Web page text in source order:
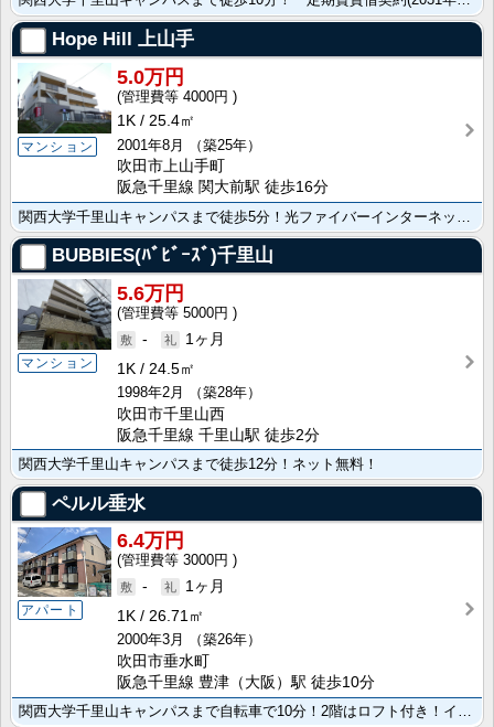
Hope Hill 上山手
マンション
5.0万円
4000円
1K
25.4㎡
2001年8月
（築25年）
吹田市上山手町
阪急千里線 関大前駅 徒歩16分
BUBBIES(ﾊﾞﾋﾞｰｽﾞ)千里山
マンション
5.6万円
5000円
-
1ヶ月
1K
24.5㎡
1998年2月
（築28年）
吹田市千里山西
阪急千里線 千里山駅 徒歩2分
関西大学千里山キャンパスまで徒歩12分！ネット無料！
ペルル垂水
アパート
6.4万円
3000円
-
1ヶ月
1K
26.71㎡
2000年3月
（築26年）
吹田市垂水町
阪急千里線 豊津（大阪）駅 徒歩10分